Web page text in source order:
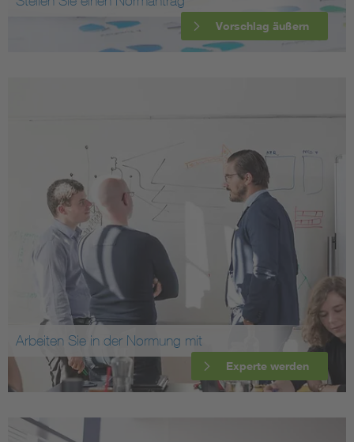
Vorschlag äußern
Arbeiten Sie in der Normung mit
Experte werden